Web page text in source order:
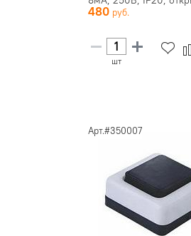
480
шт
Арт.#350007